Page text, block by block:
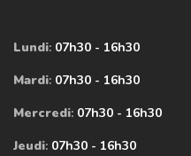
Lundi: 07h30 - 16h30
Mardi: 07h30 - 16h30
Mercredi: 07h30 - 16h30
Jeudi: 07h30 - 16h30